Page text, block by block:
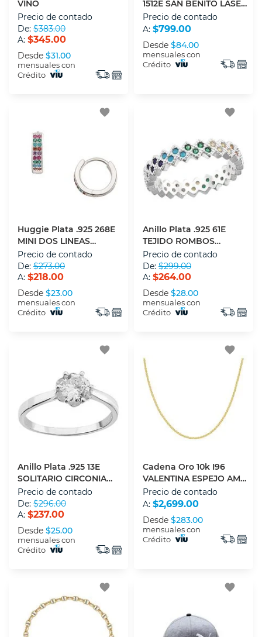
VINO
Precio de contado
De: $383.00
A: $345.00
Desde $31.00
mensuales con
Crédito
1512E SAN BENITO LASER
45 CM
Precio de contado
A: $799.00
Desde $84.00
mensuales con
Crédito
favorite
Huggie Plata .925 268E
MINI DOS LINEAS
ARCOIRIS
Precio de contado
De: $273.00
A: $218.00
Desde $23.00
mensuales con
Crédito
favorite
Anillo Plata .925 61E
TEJIDO ROMBOS
ARCOIRIS NO.7
Precio de contado
De: $299.00
A: $264.00
Desde $28.00
mensuales con
Crédito
favorite
Anillo Plata .925 13E
SOLITARIO CIRCONIA
FLOR NO.7
Precio de contado
De: $296.00
A: $237.00
Desde $25.00
mensuales con
Crédito
favorite
Cadena Oro 10k I96
VALENTINA ESPEJO AMA
ORO 45 CM
Precio de contado
A: $2,699.00
Desde $283.00
mensuales con
Crédito
favorite favorite